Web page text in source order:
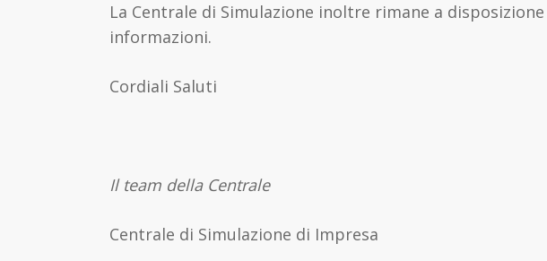
La Centrale di Simulazione inoltre rimane a
informazioni.
Cordiali Saluti
Il team della Centrale
Centrale di Simulazione di Impresa